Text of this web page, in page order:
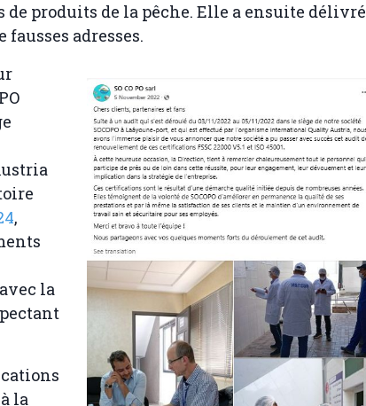
produits de la pêche. Elle a ensuite délivré
adresses.
,
la
la